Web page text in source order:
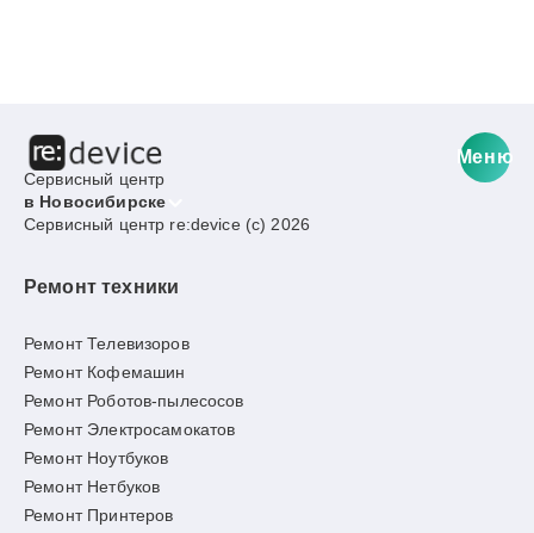
Сервисный центр
в Новосибирске
Меню
Сервисный центр re:device (c) 2026
Ремонт техники
Ремонт Телевизоров
Ремонт Кофемашин
Ремонт Роботов-пылесосов
Ремонт Электросамокатов
Ремонт Ноутбуков
Ремонт Нетбуков
Ремонт Принтеров